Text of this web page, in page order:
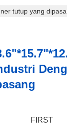
tutup yang
FIRST